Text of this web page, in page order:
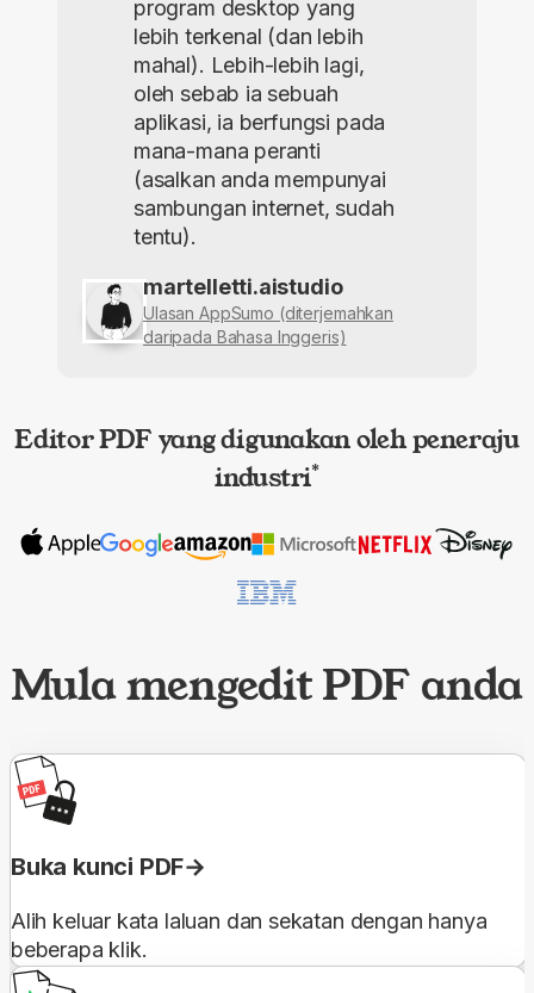
program desktop yang
lebih terkenal (dan lebih
mahal). Lebih-lebih lagi,
oleh sebab ia sebuah
aplikasi, ia berfungsi pada
mana-mana peranti
(asalkan anda mempunyai
sambungan internet, sudah
tentu).
martelletti.aistudio
Ulasan AppSumo (diterjemahkan
daripada Bahasa Inggeris)
Editor PDF yang digunakan oleh peneraju
industri*
Mula mengedit PDF anda
Buka kunci PDF
Alih keluar kata laluan dan sekatan dengan hanya
beberapa klik.